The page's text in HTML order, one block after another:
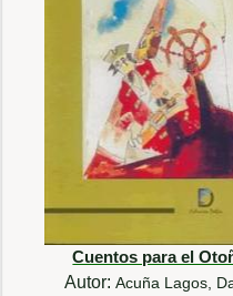
Cuentos para el
Autor:Acuña Lagos,